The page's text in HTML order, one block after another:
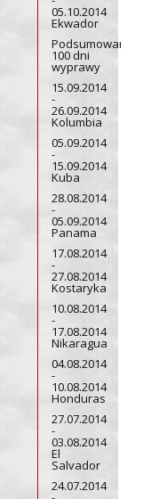
05.10.2014
Ekwador
Podsumowanie
100 dni
wyprawy
15.09.2014
-
26.09.2014
Kolumbia
05.09.2014
-
15.09.2014
Kuba
28.08.2014
-
05.09.2014
Panama
17.08.2014
-
27.08.2014
Kostaryka
10.08.2014
-
17.08.2014
Nikaragua
04.08.2014
-
10.08.2014
Honduras
27.07.2014
-
03.08.2014
El
Salvador
24.07.2014